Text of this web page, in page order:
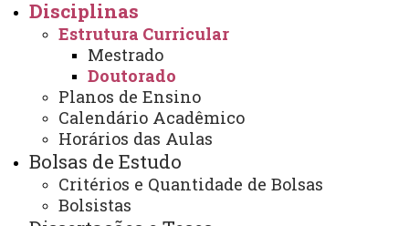
Disciplinas
Estrutura Curricular
Mestrado
Doutorado
Planos de Ensino
Calendário Acadêmico
Horários das Aulas
Bolsas de Estudo
Critérios e Quantidade de Bolsas
Bolsistas
 Seminários Avançados: 06 créditos. (O discente fará
inscrição em dois seminários Avançados ofertados ao
nível de Doutorado)
 Atividades Especiais: 06 créditos.
 Exame de qualificação.
 Defesa da Tese: 24 créditos.
Obs.: Devem ser ofertados Seminários
Avançados relativos às quatro Linhas de Pesquisa do